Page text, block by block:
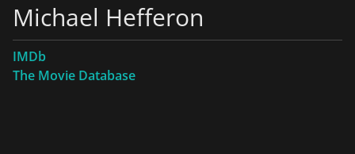
Michael Hefferon
IMDb
The Movie Database